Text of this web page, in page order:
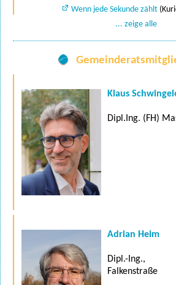
Wenn jede Sekunde zählt
... zeige alle
Klaus
Dipl.Ing. (FH)
Adrian Heim
Dipl.-Ing.,
Falkenstraße